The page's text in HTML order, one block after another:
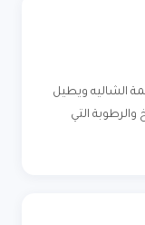
الشاليه ويطيل
التي